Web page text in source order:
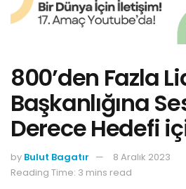
800’den Fazla
Başkanlığına
Derece Hedefi
by Bulut Bagatır
8 Aralık 2023
Reading Time: 3 mins read